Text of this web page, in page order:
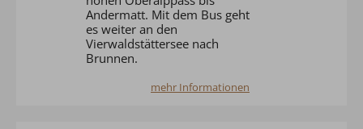
Andermatt. Mit dem Bus geht
es weiter an den
Vierwaldstättersee nach
Brunnen.
mehr Informationen